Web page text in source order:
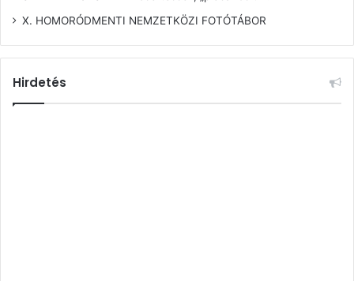
X. HOMORÓDMENTI NEMZETKÖZI FOTÓTÁBOR
Hirdetés